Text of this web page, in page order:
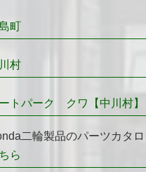
町
村
トパーク クワ【中川村】
二輪製品のパーツカタ
ら